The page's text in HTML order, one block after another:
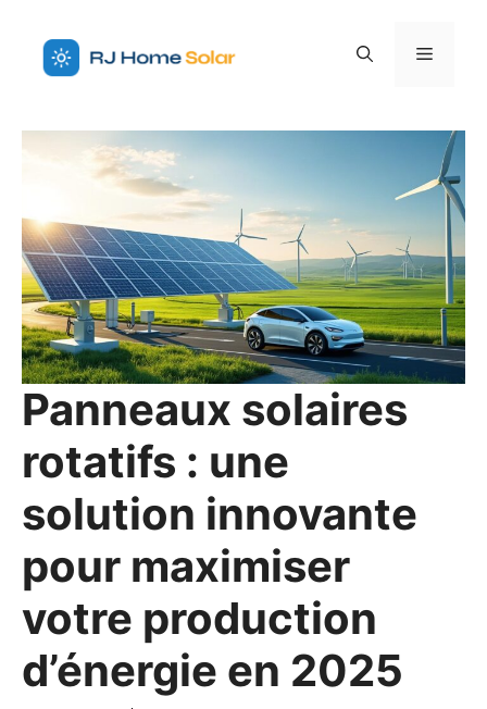
contenu
Menu
Panneaux solaires
rotatifs : une
solution innovante
pour maximiser
votre production
d’énergie en 2025